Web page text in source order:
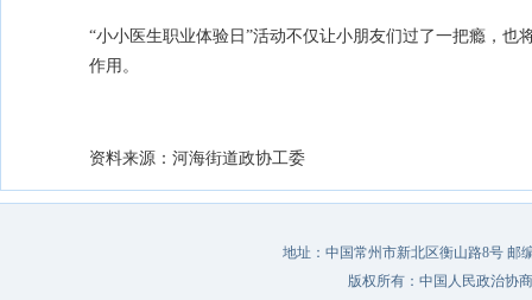
“小小医生职业体验日”活动不仅让小朋友们过了一把瘾，
作用。
资料来源：河海街道政协工委
地址：中国常州市新北区衡山路8号 邮
版权所有：中国人民政治协